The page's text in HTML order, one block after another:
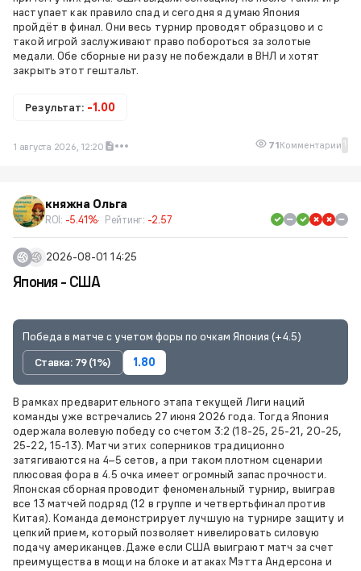
наступает как правило спад и сегодня я думаю Япония
пройдёт в финал. Они весь турнир проводят образцово и с
такой игрой заслуживают право побороться за золотые
медали. Обе сборные ни разу не побеждали в ВНЛ и хотят
закрыть этот гештальт.
Результат: -1.00
1 августа 2026, 12:20 71Комментарии 1
княжна Ольга
ROI: -5.41% Рейтинг: -2.57
2026-08-01 14:25
Япония - США
Победа в матче с учетом форы по очкам Япония (+4.5)
Ставка: 79 (1%)
1.80
В рамках предварительного этапа текущей Лиги наций
команды уже встречались 27 июня 2026 года. Тогда Япония
одержала волевую победу со счетом 3:2 (18-25, 25-21, 20-25,
25-22, 15-13). Матчи этих соперников традиционно
затягиваются на 4–5 сетов, а при таком плотном сценарии
плюсовая фора в 4.5 очка имеет огромный запас прочности.
Японская сборная проводит феноменальный турнир, выиграв
все 13 матчей подряд (12 в группе и четвертьфинал против
Китая). Команда демонстрирует лучшую на турнире защиту и
цепкий прием, который позволяет нивелировать силовую
подачу американцев.Даже если США выиграют матч за счет
преимущества в мощи на блоке и атаках Мэтта Андерсона и